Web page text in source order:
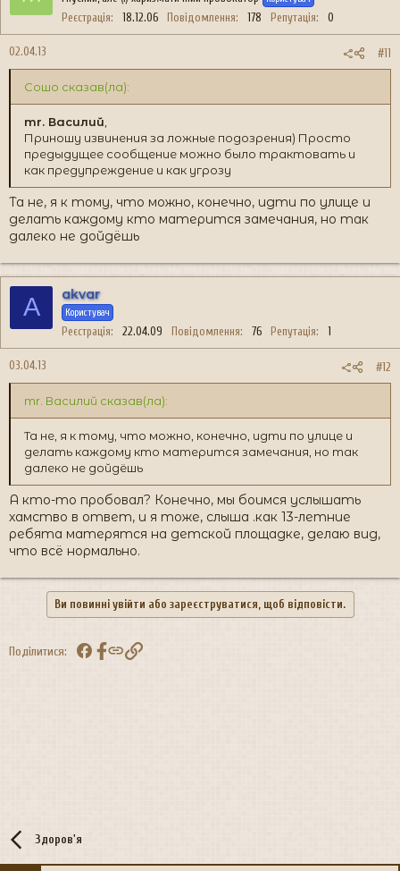
Реєстрація 18.12.06 Повідомлення 178 Репутація 0
02.04.13 #11
Сошо сказав(ла):
mr. Василий
Приношу извинения за ложные подозрения) Просто
предыдущее сообщение можно было трактовать и
как предупреждение и как угрозу
Та не, я к тому, что можно, конечно, идти по улице и
делать каждому кто матерится замечания, но так
далеко не дойдёшь
A akvar
Користувач
Реєстрація 22.04.09 Повідомлення 76 Репутація 1
03.04.13 #12
mr. Василий сказав(ла):
Та не, я к тому, что можно, конечно, идти по улице и
делать каждому кто матерится замечания, но так
далеко не дойдёшь
А кто-то пробовал? Конечно, мы боимся услышать
хамство в ответ, и я тоже, слыша .как 13-летние
ребята матерятся на детской площадке, делаю вид,
что всё нормально.
Ви повинні увійти або зареєструватися, щоб відповісти.
Поділитися: FacebookПосилання
Здоров'я